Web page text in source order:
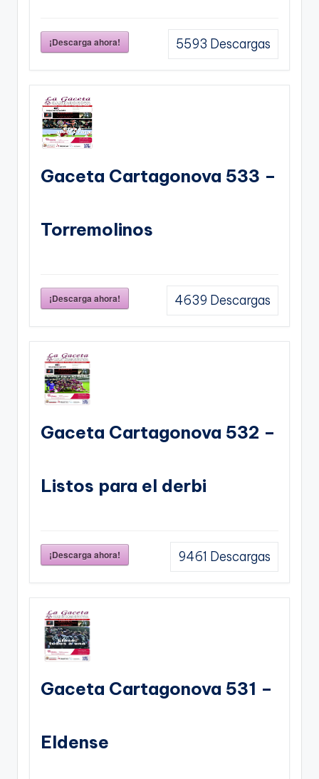
¡Descarga ahora! 5593 Descargas
Gaceta Cartagonova 533 –
Torremolinos
¡Descarga ahora! 4639 Descargas
Gaceta Cartagonova 532 –
Listos para el derbi
¡Descarga ahora! 9461 Descargas
Gaceta Cartagonova 531 –
Eldense